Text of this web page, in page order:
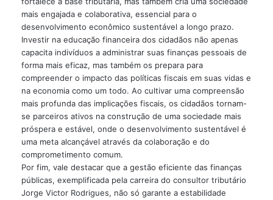
mais engajada e colaborativa, essencial para o
desenvolvimento econômico sustentável a longo prazo.
Investir na educação financeira dos cidadãos não apenas
capacita indivíduos a administrar suas finanças pessoais de
forma mais eficaz, mas também os prepara para
compreender o impacto das políticas fiscais em suas vidas e
na economia como um todo. Ao cultivar uma compreensão
mais profunda das implicações fiscais, os cidadãos tornam-
se parceiros ativos na construção de uma sociedade mais
próspera e estável, onde o desenvolvimento sustentável é
uma meta alcançável através da colaboração e do
comprometimento comum.
Por fim, vale destacar que a gestão eficiente das finanças
públicas, exemplificada pela carreira do consultor tributário
Jorge Victor Rodrigues, não só garante a estabilidade